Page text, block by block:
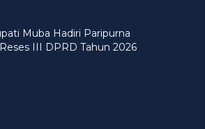
Muba Hadiri Paripurna
III DPRD Tahun 2026